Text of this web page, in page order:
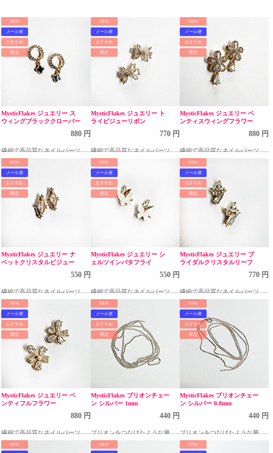
NEW
メール便
おすすめ
限定
MysticFlakes ジュエリー ス
ウィングブラッククローバー
880 円
繊細で高品質なネイルパーツ
NEW
メール便
おすすめ
限定
MysticFlakes ジュエリー ト
ライビジューリボン
770 円
繊細で高品質なネイルパーツ
NEW
メール便
おすすめ
限定
MysticFlakes ジュエリー ベ
ンティスウィングフラワー
880 円
繊細で高品質なネイルパーツ
NEW
メール便
おすすめ
限定
MysticFlakes ジュエリー ナ
ベットクリスタルビジュー
550 円
繊細で高品質なネイルパーツ
NEW
メール便
おすすめ
限定
MysticFlakes ジュエリー シ
ェルツインバタフライ
550 円
繊細で高品質なネイルパーツ
NEW
メール便
おすすめ
限定
MysticFlakes ジュエリー ブ
ライダルクリスタルリーフ
770 円
繊細で高品質なネイルパーツ
NEW
メール便
おすすめ
限定
MysticFlakes ジュエリー ベ
ンティフルフラワー
880 円
繊細で高品質なネイルパーツ
NEW
メール便
おすすめ
限定
MysticFlakes ブリオンチェー
ン シルバー 1mm
440 円
ブリオンをつなげたような華奢
なネイルチェーン
NEW
メール便
おすすめ
限定
MysticFlakes ブリオンチェー
ン シルバー 0.8mm
440 円
ブリオンをつなげたような華奢
なネイルチェーン
NEW NEW NEW